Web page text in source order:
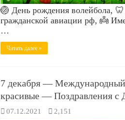
🏐 День рождения волейбола,
гражданской авиации рф, 👼
…
Читать далее »
7 декабря — Международный
красивые — Поздравления с
07.12.2021 2,151